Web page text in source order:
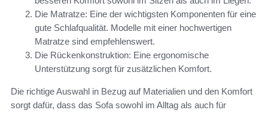
Die Matratze: Eine der wichtigsten Komponenten für eine
gute Schlafqualität. Modelle mit einer hochwertigen
Matratze sind empfehlenswert.
Die Rückenkonstruktion: Eine ergonomische
Unterstützung sorgt für zusätzlichen Komfort.
Die richtige Auswahl in Bezug auf Materialien und den Komfort
sorgt dafür, dass das Sofa sowohl im Alltag als auch für